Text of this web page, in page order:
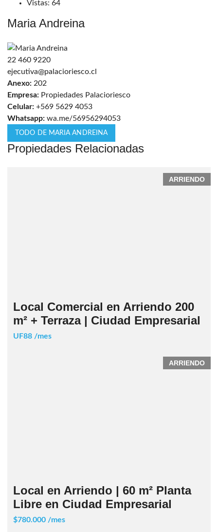
Vistas: 64
Maria Andreina
22 460 9220
ejecutiva@palacioriesco.cl
Anexo: 202
Empresa: Propiedades Palacioriesco
Celular: +569 5629 4053
Whatsapp: wa.me/56956294053
TODO DE MARIA ANDREINA
Propiedades Relacionadas
ARRIENDO
Local Comercial en Arriendo 200
m² + Terraza | Ciudad Empresarial
UF88 /mes
ARRIENDO
Local en Arriendo | 60 m² Planta
Libre en Ciudad Empresarial
$780.000 /mes